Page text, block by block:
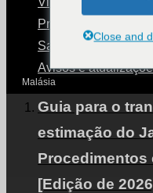
Procedimentos de
Saúde e cuidados
Avisos e
Guia para o
estimação do
Procedimentos
[Edição de
Malásia
Malásia
Close and